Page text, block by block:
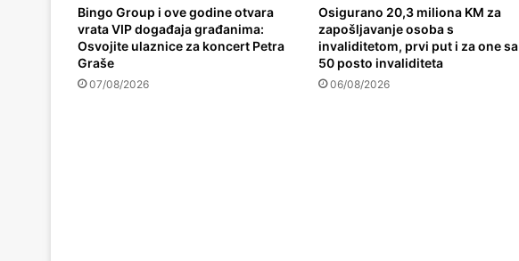
Bingo Group i ove godine otvara
vrata VIP događaja građanima:
Osvojite ulaznice za koncert Petra
Graše
07/08/2026
Osigurano 20,3 miliona KM za
zapošljavanje osoba s
invaliditetom, prvi put i za one sa
50 posto invaliditeta
06/08/2026